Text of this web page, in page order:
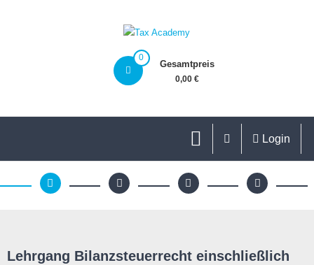
0
Gesamtpreis
0,00 €
Login
Lehrgang Bilanzsteuerrecht einschließlich